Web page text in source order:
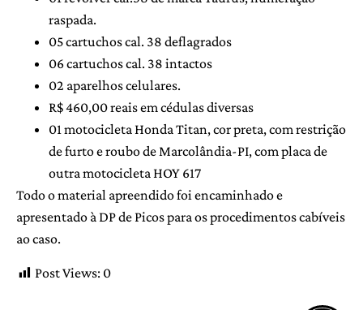
raspada.
05 cartuchos cal. 38 deflagrados
06 cartuchos cal. 38 intactos
02 aparelhos celulares.
R$ 460,00 reais em cédulas diversas
01 motocicleta Honda Titan, cor preta, com restrição
de furto e roubo de Marcolândia-PI, com placa de
outra motocicleta HOY 617
Todo o material apreendido foi encaminhado e
apresentado à DP de Picos para os procedimentos cabíveis
ao caso.
Post Views: 0